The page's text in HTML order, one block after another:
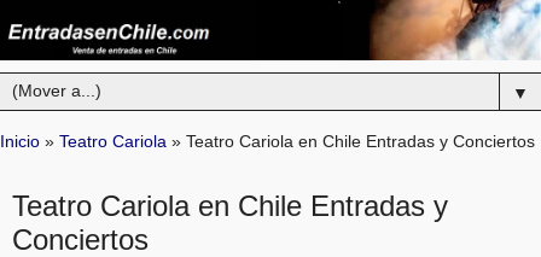
▼
Inicio » Teatro Cariola » Teatro Cariola en Chile Entradas y Conciertos
Teatro Cariola en Chile Entradas y
Conciertos